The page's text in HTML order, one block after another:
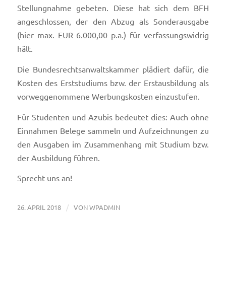
Stellungnahme gebeten. Diese hat sich dem BFH
angeschlossen, der den Abzug als Sonderausgabe
(hier max. EUR 6.000,00 p.a.) für verfassungswidrig
hält.
Die Bundesrechtsanwaltskammer plädiert dafür, die
Kosten des Erststudiums bzw. der Erstausbildung als
vorweggenommene Werbungskosten einzustufen.
Für Studenten und Azubis bedeutet dies: Auch ohne
Einnahmen Belege sammeln und Aufzeichnungen zu
den Ausgaben im Zusammenhang mit Studium bzw.
der Ausbildung führen.
Sprecht uns an!
26. APRIL 2018 / VONWPADMIN